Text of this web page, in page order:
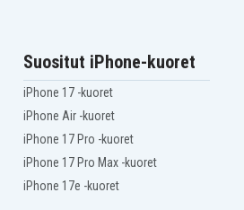
Suositut iPhone-kuoret
iPhone 17 -kuoret
iPhone Air -kuoret
iPhone 17 Pro -kuoret
iPhone 17 Pro Max -kuoret
iPhone 17e -kuoret